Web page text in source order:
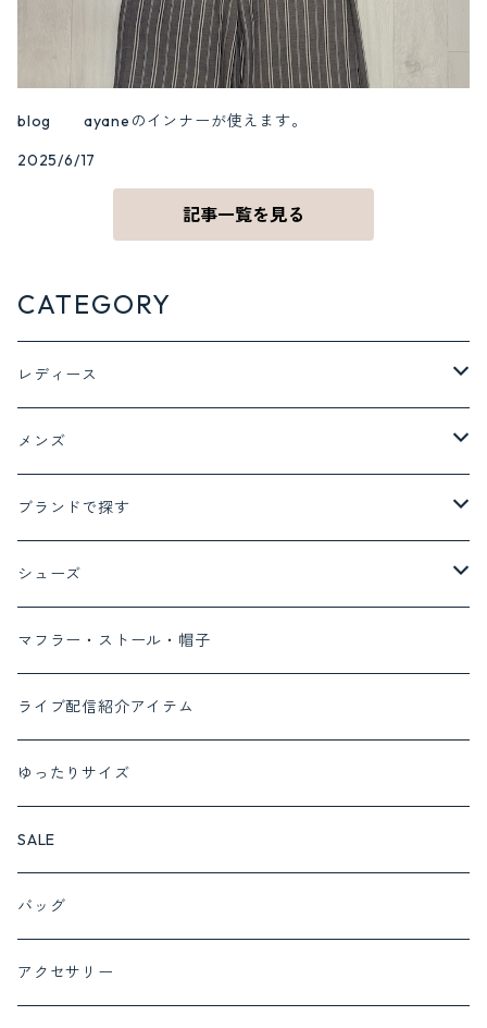
blog ayaneのインナーが使えます。
2025/6/17
記事一覧を見る
CATEGORY
レディース
ジャケット アウター
ジャケット
コート
トップス
Tシャツ
ブラウス
チュニック
ベスト
ボトム
デニム
パンツ
ワンピース
セットアップ対応商品
セットアップ
cafune set 1
cafune set 2
フォーマルにおすすめ
サロペット
インナー
メンズ
ボトム
デニム
トップス
ブランドで探す
ayane
MONILE
Lalliamu
c.c.cross
SUGARROSE
ROSIEE
QTUME
シューズ
パンプス
サンダル
ブーツ
スニーカー
マフラー・ストール・帽子
ライブ配信紹介アイテム
ゆったりサイズ
SALE
バッグ
アクセサリー